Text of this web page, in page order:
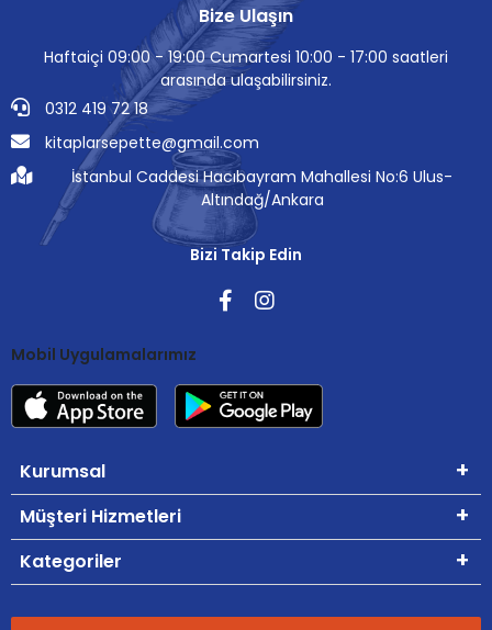
Bize Ulaşın
Haftaiçi 09:00 - 19:00 Cumartesi 10:00 - 17:00 saatleri
arasında ulaşabilirsiniz.
0312 419 72 18
kitaplarsepette@gmail.com
İstanbul Caddesi Hacıbayram Mahallesi No:6 Ulus-
Altındağ/Ankara
Bizi Takip Edin
Mobil Uygulamalarımız
Kurumsal
Müşteri Hizmetleri
Kategoriler